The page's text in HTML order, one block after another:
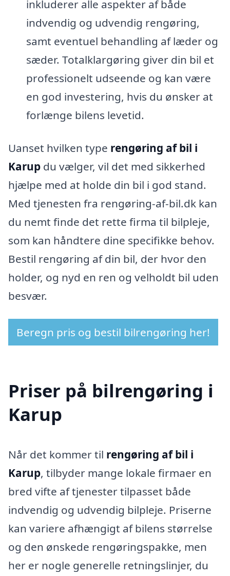
inkluderer alle aspekter af både
indvendig og udvendig rengøring,
samt eventuel behandling af læder og
sæder. Totalklargøring giver din bil et
professionelt udseende og kan være
en god investering, hvis du ønsker at
forlænge bilens levetid.
Uanset hvilken type rengøring af bil i
Karup du vælger, vil det med sikkerhed
hjælpe med at holde din bil i god stand.
Med tjenesten fra rengøring-af-bil.dk kan
du nemt finde det rette firma til bilpleje,
som kan håndtere dine specifikke behov.
Bestil rengøring af din bil, der hvor den
holder, og nyd en ren og velholdt bil uden
besvær.
Beregn pris og bestil bilrengøring her!
Priser på bilrengøring i
Karup
Når det kommer til rengøring af bil i
Karup, tilbyder mange lokale firmaer en
bred vifte af tjenester tilpasset både
indvendig og udvendig bilpleje. Priserne
kan variere afhængigt af bilens størrelse
og den ønskede rengøringspakke, men
her er nogle generelle retningslinjer, du